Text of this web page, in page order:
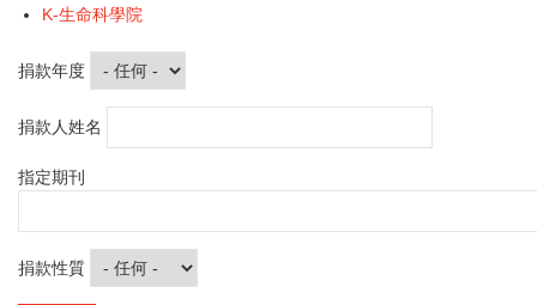
K-生命科學院
捐款年度
捐款人姓名
指定期刊
捐款性質